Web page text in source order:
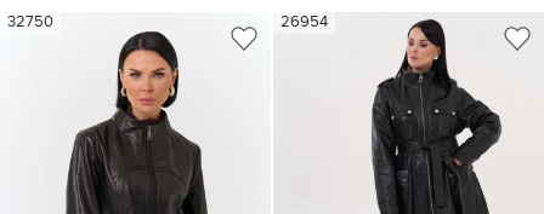
32750 26954